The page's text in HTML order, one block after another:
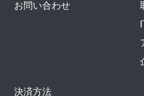
お問い合わせ
決済方法